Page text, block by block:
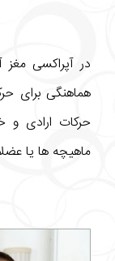
در آپراکسی مغز
هماهنگی برای
حرکات ارادی
ماهیچه ها یا